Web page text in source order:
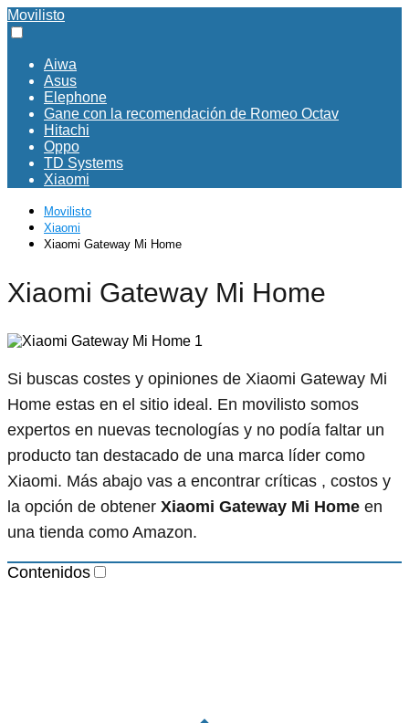
Movilisto
Aiwa
Asus
Elephone
Gane con la recomendación de Romeo Octav
Hitachi
Oppo
TD Systems
Xiaomi
Movilisto
Xiaomi
Xiaomi Gateway Mi Home
Xiaomi Gateway Mi Home
Si buscas costes y opiniones de Xiaomi Gateway Mi
Home estas en el sitio ideal. En movilisto somos
expertos en nuevas tecnologías y no podía faltar un
producto tan destacado de una marca líder como
Xiaomi. Más abajo vas a encontrar críticas , costos y
la opción de obtener Xiaomi Gateway Mi Home en
una tienda como Amazon.
Contenidos